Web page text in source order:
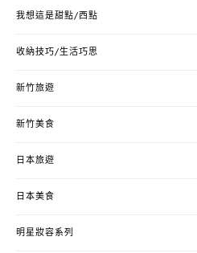
我想這是甜點/西點
收納技巧/生活巧思
新竹旅遊
新竹美食
日本旅遊
日本美食
明星妝容系列